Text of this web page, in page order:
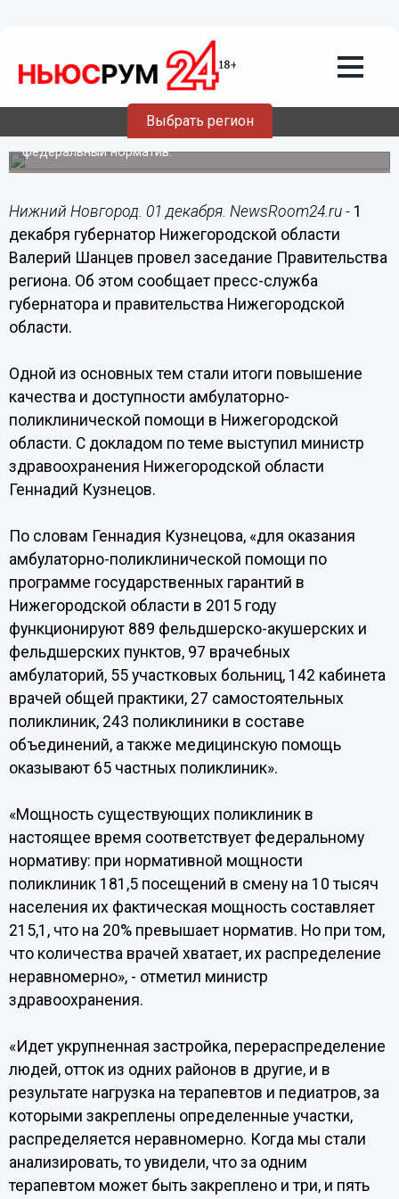
Выбрать регион
качественные медицинские услуги
были доступны каждому нижегородцу
в равной степени, - Шанцев
По данным регионального минздрава, мощность
существующих поликлиник почти на 20% превышает
федеральный норматив.
Нижний Новгород. 01 декабря. NewsRoom24.ru - 1
декабря губернатор Нижегородской области
Валерий Шанцев провел заседание Правительства
региона. Об этом сообщает пресс-служба
губернатора и правительства Нижегородской
области.
Одной из основных тем стали итоги повышение
качества и доступности амбулаторно-
поликлинической помощи в Нижегородской
области. С докладом по теме выступил министр
здравоохранения Нижегородской области
Геннадий Кузнецов.
По словам Геннадия Кузнецова, «для оказания
амбулаторно-поликлинической помощи по
программе государственных гарантий в
Нижегородской области в 2015 году
функционируют 889 фельдшерско-акушерских и
фельдшерских пунктов, 97 врачебных
амбулаторий, 55 участковых больниц, 142 кабинета
врачей общей практики, 27 самостоятельных
поликлиник, 243 поликлиники в составе
объединений, а также медицинскую помощь
оказывают 65 частных поликлиник».
«Мощность существующих поликлиник в
настоящее время соответствует федеральному
нормативу: при нормативной мощности
поликлиник 181,5 посещений в смену на 10 тысяч
населения их фактическая мощность составляет
215,1, что на 20% превышает норматив. Но при том,
что количества врачей хватает, их распределение
неравномерно», - отметил министр
здравоохранения.
«Идет укрупненная застройка, перераспределение
людей, отток из одних районов в другие, и в
результате нагрузка на терапевтов и педиатров, за
которыми закреплены определенные участки,
распределяется неравномерно. Когда мы стали
анализировать, то увидели, что за одним
терапевтом может быть закреплено и три, и пять